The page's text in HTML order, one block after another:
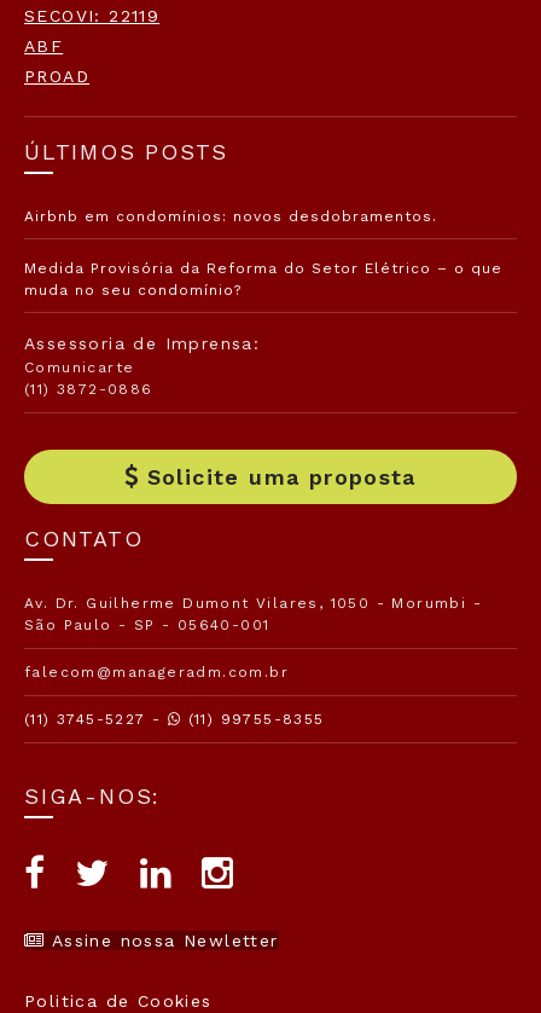
SECOVI: 22119
ABF
PROAD
ÚLTIMOS POSTS
Airbnb em condomínios: novos desdobramentos.
Medida Provisória da Reforma do Setor Elétrico – o que
muda no seu condomínio?
Assessoria de Imprensa:
Comunicarte
(11) 3872-0886
Solicite uma proposta
CONTATO
Av. Dr. Guilherme Dumont Vilares, 1050 - Morumbi -
São Paulo - SP - 05640-001
falecom@manageradm.com.br
(11) 3745-5227 - (11) 99755-8355
SIGA-NOS:
Assine nossa Newletter
Politica de Cookies